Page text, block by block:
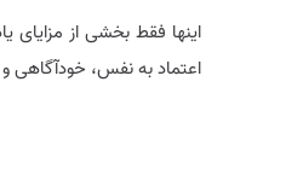
اینها فقط بخشی از مزایای
اعتماد به نفس، خودآگاهی